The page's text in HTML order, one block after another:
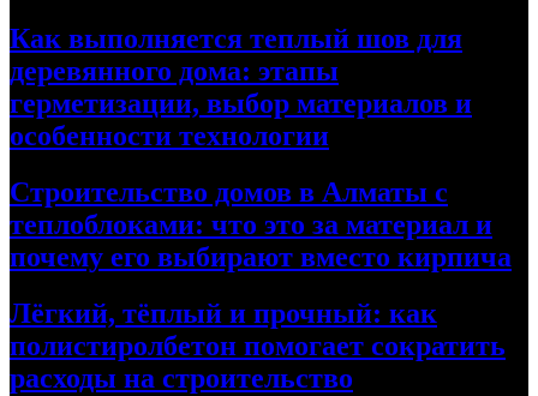
Как выполняется теплый шов для
деревянного дома: этапы
герметизации, выбор материалов и
особенности технологии
Строительство домов в Алматы с
теплоблоками: что это за материал и
почему его выбирают вместо кирпича
Лёгкий, тёплый и прочный: как
полистиролбетон помогает сократить
расходы на строительство